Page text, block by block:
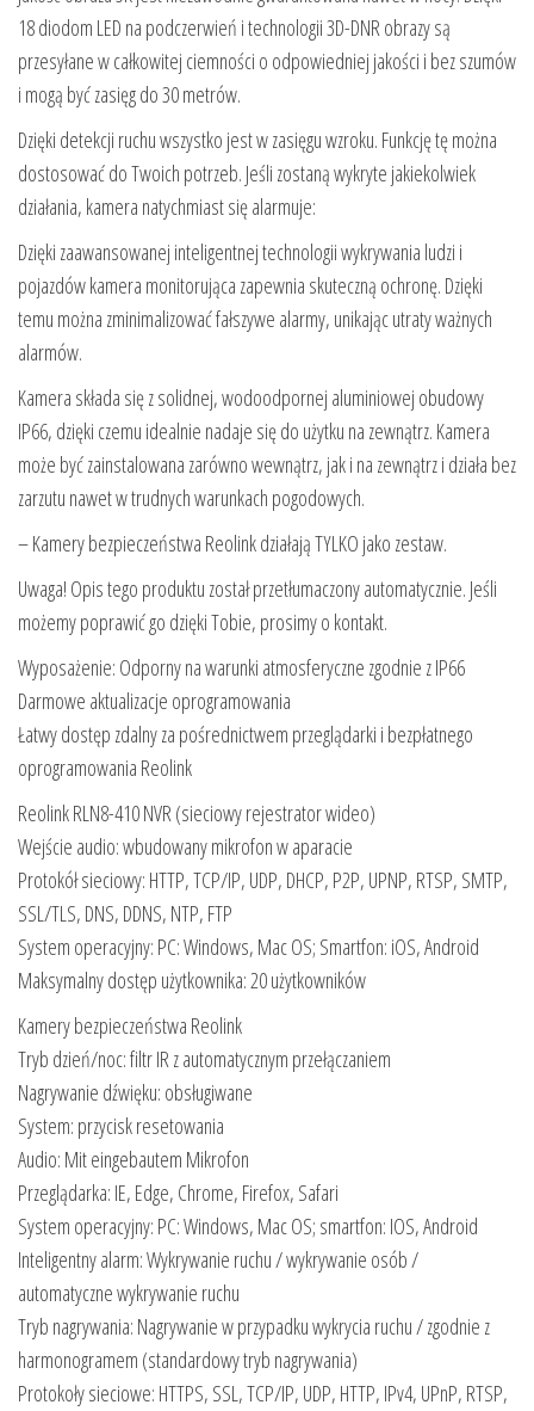
18 diodom LED na podczerwień i technologii 3D-DNR obrazy są
przesyłane w całkowitej ciemności o odpowiedniej jakości i bez szumów
i mogą być zasięg do 30 metrów.
Dzięki detekcji ruchu wszystko jest w zasięgu wzroku. Funkcję tę można
dostosować do Twoich potrzeb. Jeśli zostaną wykryte jakiekolwiek
działania, kamera natychmiast się alarmuje:
Dzięki zaawansowanej inteligentnej technologii wykrywania ludzi i
pojazdów kamera monitorująca zapewnia skuteczną ochronę. Dzięki
temu można zminimalizować fałszywe alarmy, unikając utraty ważnych
alarmów.
Kamera składa się z solidnej, wodoodpornej aluminiowej obudowy
IP66, dzięki czemu idealnie nadaje się do użytku na zewnątrz. Kamera
może być zainstalowana zarówno wewnątrz, jak i na zewnątrz i działa bez
zarzutu nawet w trudnych warunkach pogodowych.
– Kamery bezpieczeństwa Reolink działają TYLKO jako zestaw.
Uwaga! Opis tego produktu został przetłumaczony automatycznie. Jeśli
możemy poprawić go dzięki Tobie, prosimy o kontakt.
Wyposażenie: Odporny na warunki atmosferyczne zgodnie z IP66
Darmowe aktualizacje oprogramowania
Łatwy dostęp zdalny za pośrednictwem przeglądarki i bezpłatnego
oprogramowania Reolink
Reolink RLN8-410 NVR (sieciowy rejestrator wideo)
Wejście audio: wbudowany mikrofon w aparacie
Protokół sieciowy: HTTP, TCP/IP, UDP, DHCP, P2P, UPNP, RTSP, SMTP,
SSL/TLS, DNS, DDNS, NTP, FTP
System operacyjny: PC: Windows, Mac OS; Smartfon: iOS, Android
Maksymalny dostęp użytkownika: 20 użytkowników
Kamery bezpieczeństwa Reolink
Tryb dzień/noc: filtr IR z automatycznym przełączaniem
Nagrywanie dźwięku: obsługiwane
System: przycisk resetowania
Audio: Mit eingebautem Mikrofon
Przeglądarka: IE, Edge, Chrome, Firefox, Safari
System operacyjny: PC: Windows, Mac OS; smartfon: IOS, Android
Inteligentny alarm: Wykrywanie ruchu / wykrywanie osób /
automatyczne wykrywanie ruchu
Tryb nagrywania: Nagrywanie w przypadku wykrycia ruchu / zgodnie z
harmonogramem (standardowy tryb nagrywania)
Protokoły sieciowe: HTTPS, SSL, TCP/IP, UDP, HTTP, IPv4, UPnP, RTSP,